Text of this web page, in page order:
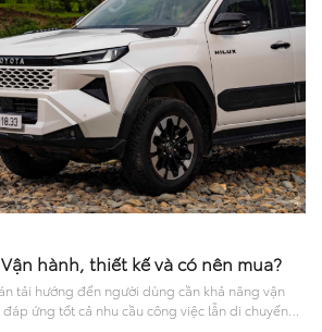
hành, thiết kế và có nên mua?
tải hướng đến người dùng cần khả năng vận
ứng tốt cả nhu cầu công việc lẫn di chuyển